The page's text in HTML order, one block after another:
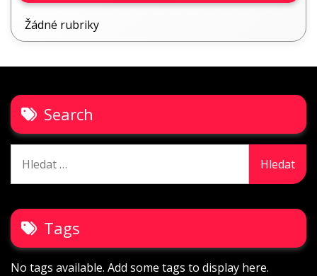
Žádné rubriky
Search
Tags
No tags available. Add some tags to display here.